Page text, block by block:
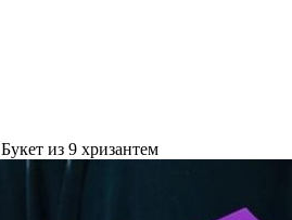
Букет из 9 хризантем